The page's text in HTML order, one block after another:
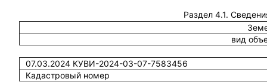
Раздел 4.1.
вид
07.03.2024 КУВИ-2024-03-07-7583456
Кадастровый номер